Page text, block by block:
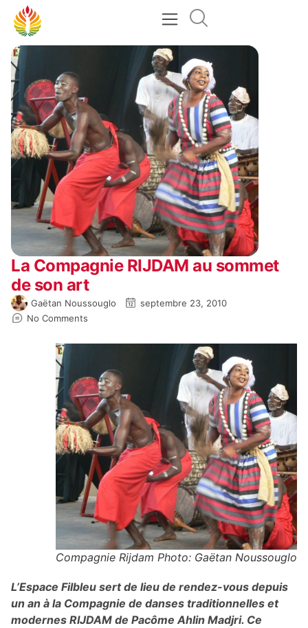
La Compagnie RIJDAM au sommet
de son art
Gaëtan Noussouglo
septembre 23, 2010
No Comments
Compagnie Rijdam Photo: Gaëtan Noussouglo
L’Espace Filbleu sert de lieu de rendez-vous depuis
un an à la Compagnie de danses traditionnelles et
modernes RIJDAM de Pacôme Ahlin Madjri. Ce